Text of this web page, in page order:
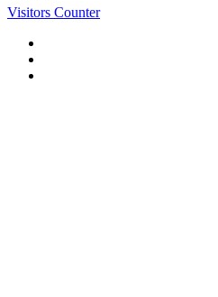
Visitors Counter